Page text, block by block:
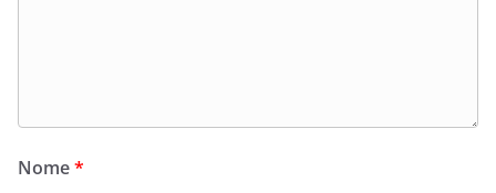
Nome*